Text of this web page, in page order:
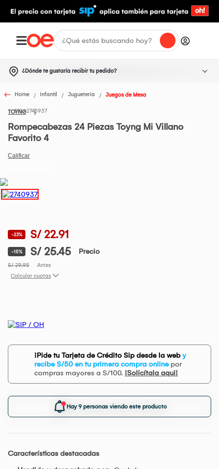
¿Dónde te gustaría recibir tu pedido?
Home Infantil Juguetería Juegos de Mesa
TOYNG2740937
Rompecabezas 24 Piezas Toyng Mi Villano
Favorito 4
-23% S/ 22.91
-15% S/ 25.45 Precio
S/ 29.95
Antes
Calcular cuotas
¡Pide tu Tarjeta de Crédito Sip desde la web y
recibe S/50 en tu primera compra onlinepor
compras mayores a S/100. ¡Solicítala aqui!
Hay 9 personas viendo este producto
Características destacadas